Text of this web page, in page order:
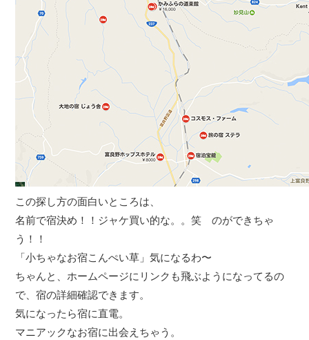
この探し方の面白いところは、
名前で宿決め！！ジャケ買い的な。。笑 のができちゃ
う！！
「小ちゃなお宿こんぺい草」気になるわ〜
ちゃんと、ホームページにリンクも飛ぶようになってるの
で、宿の詳細確認できます。
気になったら宿に直電。
マニアックなお宿に出会えちゃう。